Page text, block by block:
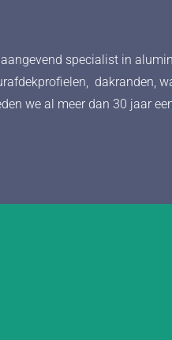
specialist in
dakranden,
we al meer dan 30 jaar